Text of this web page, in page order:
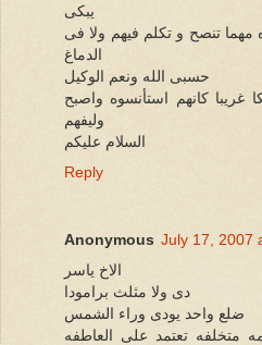
يبكى
مهما تنصح و تكلم فيهم ولا فى
الدماغ
حسبى الله ونعم الوكيل
غريبا كانهم استأنسوه واصبح
وليفهم
السلام عليكم
Reply
Anonymous July 17, 2007
الاخ ياسر
دى ولا مثلث برامودا
ضلع واحد يودى وراء الشمس
متخلفه تعتمد على العاطفه